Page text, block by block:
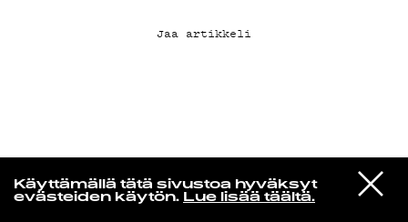
Käyttämällä tätä sivustoa hyväksyt
evästeiden käytön. Lue lisää täältä.
VIESTI
STUDIOON
Glen Hansard
Leave a Light
Jaa artikkeli